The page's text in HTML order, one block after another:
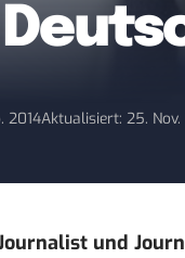
2014Aktualisiert: 25. Nov.
und